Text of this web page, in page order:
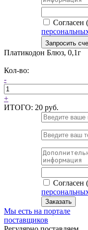
Согласен
Запросить
Платикодон Блюз, 0,1г
Кол-во:
-
+
ИТОГО: 20 руб.
Согласен
Заказать
Мы есть на портале
поставщиков